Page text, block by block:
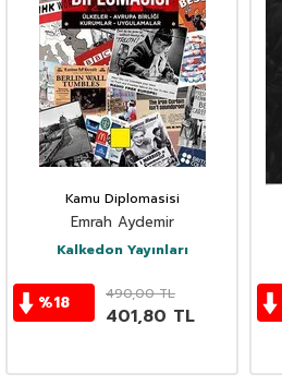
Kamu Diplomasisi
Emrah Aydemir
Kalkedon Yayınları
%18 490,00TL
401,80 TL